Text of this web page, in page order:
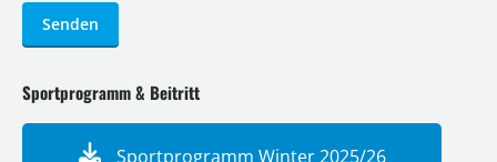
Senden
Sportprogramm & Beitritt
Sportprogramm Winter 2025/26